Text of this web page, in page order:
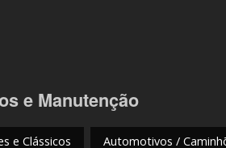
e Manutenção
e Clássicos Automotivos /